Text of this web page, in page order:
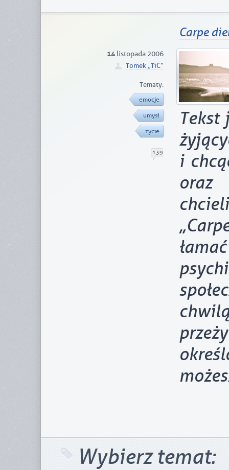
Carpe
Tekst
i
14 listopada 2006
Tomek „TiC”
Tematy:
emocje
umysł
życie
139
Wybierz temat: